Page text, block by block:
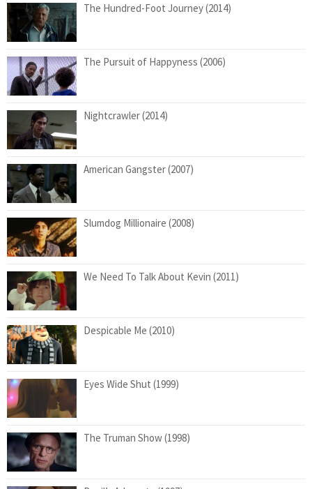
The Hundred-Foot Journey (2014)
The Pursuit of Happyness (2006)
Nightcrawler (2014)
American Gangster (2007)
Slumdog Millionaire (2008)
We Need To Talk About Kevin (2011)
Despicable Me (2010)
Eyes Wide Shut (1999)
The Truman Show (1998)